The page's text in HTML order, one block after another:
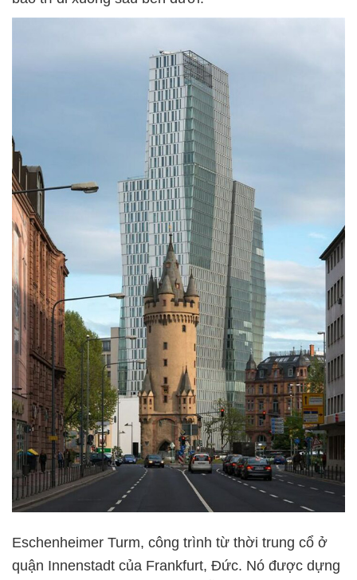
Eschenheimer Turm, công trình từ thời trung cổ ở
quận Innenstadt của Frankfurt, Đức. Nó được dựng